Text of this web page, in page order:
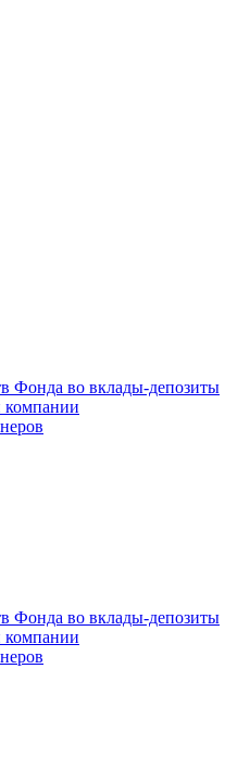
Фонда во вклады-депозиты
компании
Фонда во вклады-депозиты
компании